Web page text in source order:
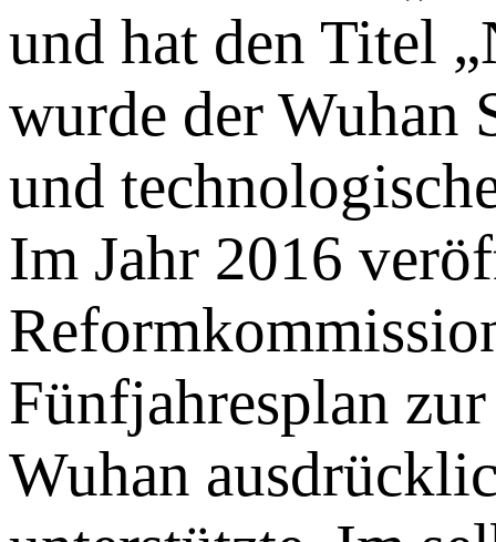
und hat den Titel
wurde der Wuhan
und
Im Jahr 2016
Fünfjahresplan
Wuhan